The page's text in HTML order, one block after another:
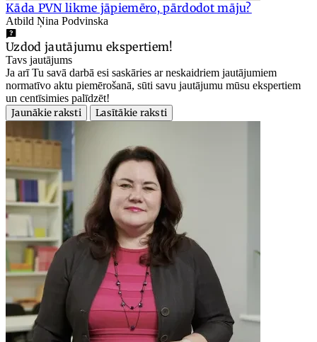
Kāda PVN likme jāpiemēro, pārdodot māju?
Atbild Ņina Podvinska
Uzdod jautājumu ekspertiem!
Tavs jautājums
Ja arī Tu savā darbā esi saskāries ar neskaidriem jautājumiem
normatīvo aktu piemērošanā, sūti savu jautājumu mūsu ekspertiem
un centīsimies palīdzēt!
Jaunākie raksti
Lasītākie raksti